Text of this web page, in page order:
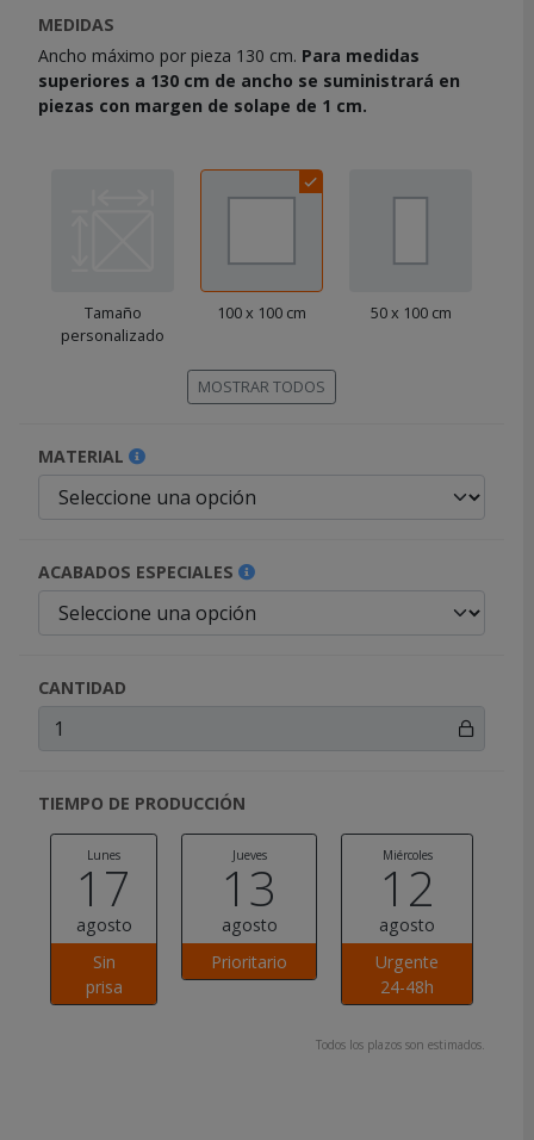
saber
sobre
cada
característica
MEDIDAS
Ancho máximo por pieza 130 cm. Para medidas
superiores a 130 cm de ancho se suministrará en
piezas con margen de solape de 1 cm.
Tamaño
personalizado
100 x 100 cm 50 x 100 cm
MOSTRAR TODOS
MATERIAL
ACABADOS ESPECIALES
CANTIDAD
TIEMPO DE PRODUCCIÓN
Lunes
17
agosto
Sin
prisa
Jueves
13
agosto
Prioritario
Miércoles
12
agosto
Urgente
24-48h
Todos los plazos son estimados.